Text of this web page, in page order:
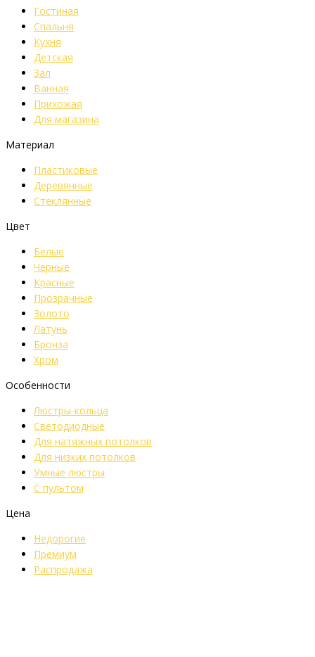
Гостиная
Спальня
Кухня
Детская
Зал
Ванная
Прихожая
Для магазина
Материал
Пластиковые
Деревянные
Стеклянные
Цвет
Белые
Черные
Красные
Прозрачные
Золото
Латунь
Бронза
Хром
Особенности
Люстры-кольца
Светодиодные
Для натяжных потолков
Для низких потолков
Умные люстры
С пультом
Цена
Недорогие
Премиум
Распродажа